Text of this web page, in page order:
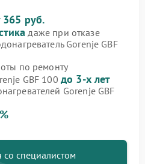
365 руб.
даже при отказе
Gorenje GBF
по ремонту
GBF 100 до 3-х лет
Gorenje GBF
со специалистом